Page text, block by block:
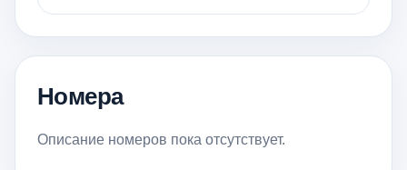
Номера
Описание номеров пока отсутствует.